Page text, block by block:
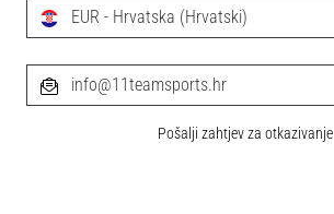
EUR - Hrvatska (Hrvatski)
info@11teamsports.hr
Pošalji zahtjev za otkazivanje